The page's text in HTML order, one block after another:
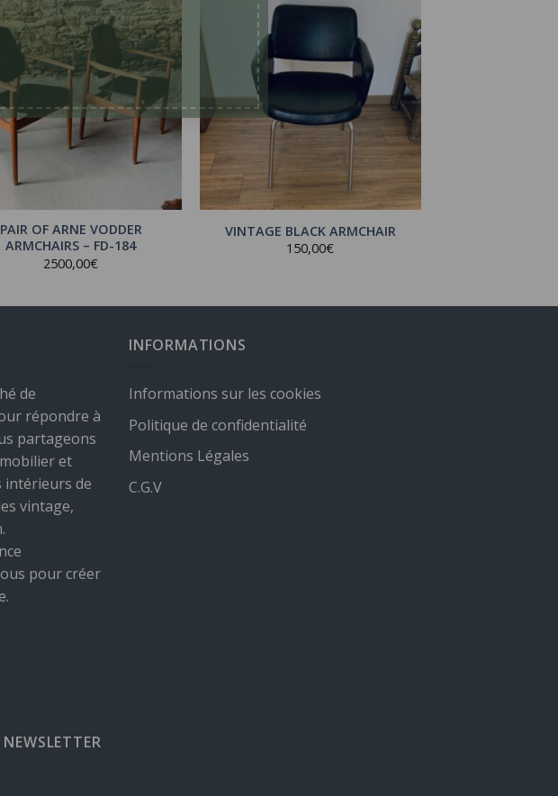
PAIR OF ARNE VODDER
ARMCHAIRS – FD-184
2500,00€
VINTAGE BLACK ARMCHAIR
150,00€
de
répondre à
partageons
et
intérieurs de
vintage,
pour créer
INFORMATIONS
Informations sur les cookies
Politique de confidentialité
Mentions Légales
C.G.V